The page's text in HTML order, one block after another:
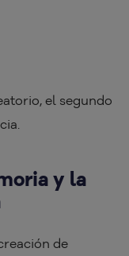
el segundo
y la
de